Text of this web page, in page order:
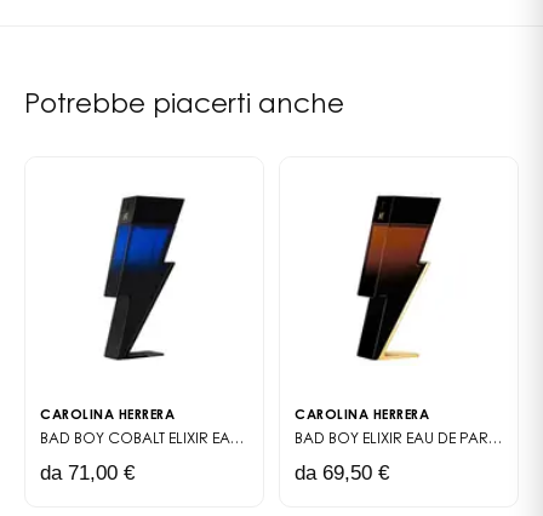
Potrebbe piacerti anche
CAROLINA HERRERA
BAD BOY COBALT ELIXIR EAU DE PARFUM ELIXIR
da 71,00 €
CAROLINA HERRERA
BAD BOY ELIXIR EAU DE PARFUM ELIXIR
da 69,50 €